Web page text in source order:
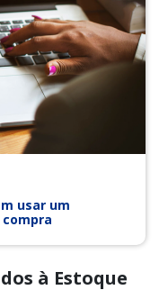
usar um
à Estoque